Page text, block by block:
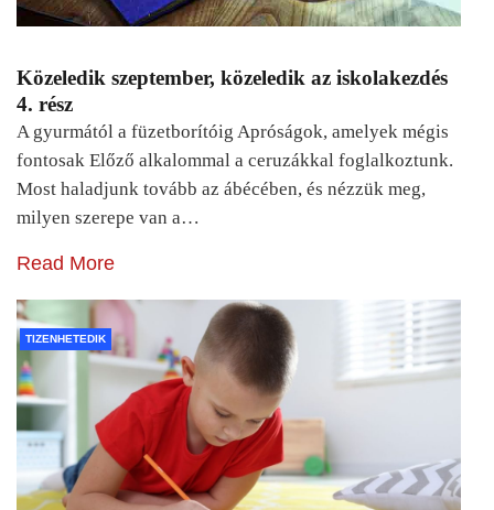
Közeledik szeptember, közeledik az iskolakezdés
4. rész
A gyurmától a füzetborítóig Apróságok, amelyek mégis
fontosak Előző alkalommal a ceruzákkal foglalkoztunk.
Most haladjunk tovább az ábécében, és nézzük meg,
milyen szerepe van a…
Read More
TIZENHETEDIK